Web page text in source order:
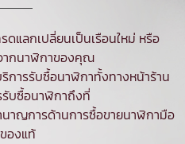
แลกเปลี่ยนเป็นเรือนใหม่ หรือ
ากนาฬิกาของคุณ
การรับซื้อนาฬิกาทั้งทางหน้าร้าน
รับซื้อนาฬิกาถึงที่
นาญการด้านการซื้อขายนาฬิกามือ
องแท้